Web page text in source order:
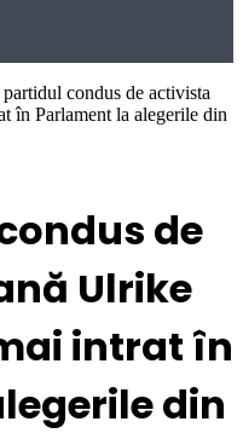
condus de activista
în Parlament la alegerile din
de
Ulrike
intrat în
din